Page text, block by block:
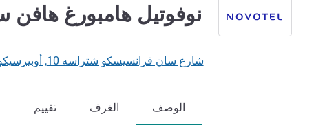
نوفوتيل هامبورغ هافن
شارع سان فرانسيسكو شتراسه 10, أوبيرسيكوارتير, 20457 هامبورغ, ألمانيا
الوصف الغرف تقييم